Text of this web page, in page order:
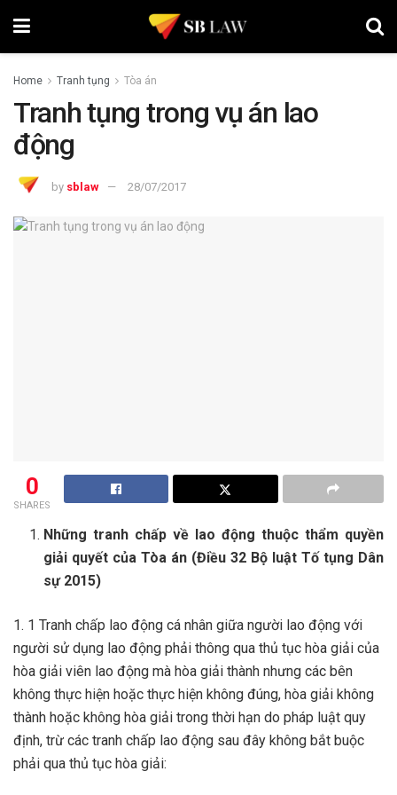
Home Tranh tụng Tòa án
Tranh tụng trong vụ án lao
động
by sblaw 28/07/2017
0
SHARES
Những tranh chấp về lao động thuộc thẩm quyền
giải quyết của Tòa án (Điều 32 Bộ luật Tố tụng Dân
sự 2015)
1. 1 Tranh chấp lao động cá nhân giữa người lao động với
người sử dụng lao động phải thông qua thủ tục hòa giải của
hòa giải viên lao động mà hòa giải thành nhưng các bên
không thực hiện hoặc thực hiện không đúng, hòa giải không
thành hoặc không hòa giải trong thời hạn do pháp luật quy
định, trừ các tranh chấp lao động sau đây không bắt buộc
phải qua thủ tục hòa giải: